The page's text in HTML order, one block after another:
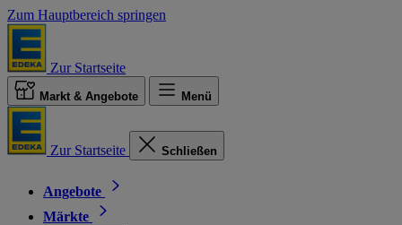
Zum Hauptbereich springen
Zur Startseite
Markt & Angebote Menü
Zur Startseite Schließen
Angebote
Märkte